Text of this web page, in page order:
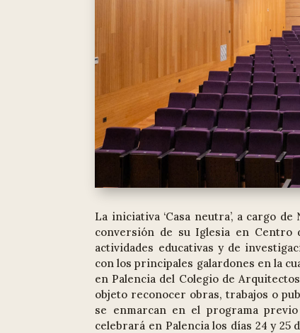
La iniciativa ‘Casa neutra’, a cargo
conversión de su Iglesia en Centro
actividades educativas y de
con los principales galardones en la
en Palencia del Colegio de
objeto reconocer obras, trabajos o
se enmarcan en el programa
celebrará en Palencia los días 24 y